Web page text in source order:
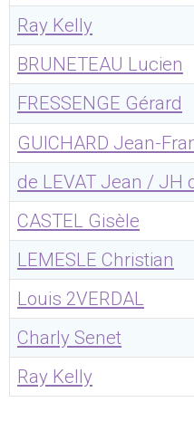
Ray Kelly
BRUNETEAU Lucien
FRESSENGE Gérard
GUICHARD Jean-
de LEVAT Jean / JH
CASTEL Gisèle
LEMESLE Christian
Louis 2VERDAL
Charly Senet
Ray Kelly